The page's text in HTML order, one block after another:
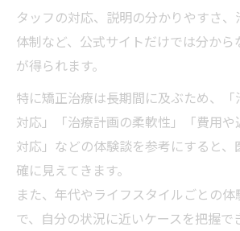
タッフの対応、説明の分かりやすさ、
体制など、公式サイトだけでは分から
が得られます。
特に矯正治療は長期間に及ぶため、
対応」「治療計画の柔軟性」「費用や
対応」などの体験談を参考にすると、
確に見えてきます。
また、年代やライフスタイルごとの体
で、自分の状況に近いケースを把握で